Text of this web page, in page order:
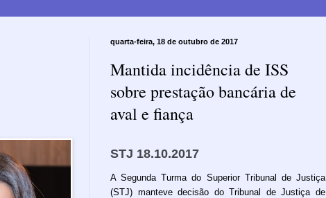
quarta-feira, 18 de outubro de 2017
Mantida incidência de ISS
sobre prestação bancária de
aval e fiança
STJ 18.10.2017
A Segunda Turma do Superior Tribunal de Justiça
(STJ) manteve decisão do Tribunal de Justiça de